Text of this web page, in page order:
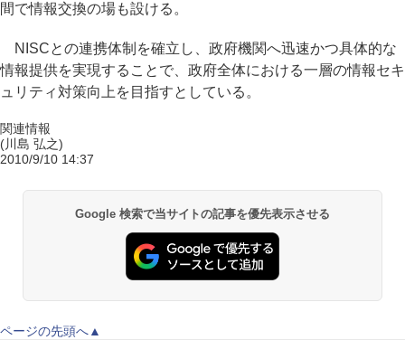
間で情報交換の場も設ける。
NISCとの連携体制を確立し、政府機関へ迅速かつ具体的な
情報提供を実現することで、政府全体における一層の情報セキ
ュリティ対策向上を目指すとしている。
関連情報
(川島 弘之)
2010/9/10 14:37
Google 検索で当サイトの記事を優先表示させる
ページの先頭へ▲